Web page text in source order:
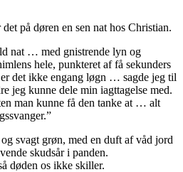
på døren en sen nat hos Christian.
nat … med gnistrende lyn og
hele, punkteret af få sekunders
det ikke engang løgn … sagde jeg til
jeg kunne dele min iagttagelse med.
man kunne få den tanke at … alt
svagt grøn, med en duft af våd jord
skudsår i panden.
døden os ikke skiller.